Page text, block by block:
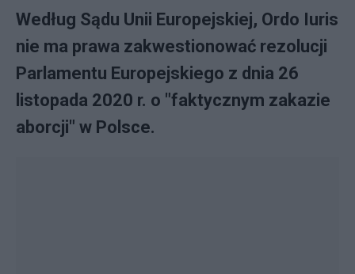
Według Sądu Unii Europejskiej, Ordo Iuris
nie ma prawa zakwestionować rezolucji
Parlamentu Europejskiego z dnia 26
listopada 2020 r. o "faktycznym zakazie
aborcji" w Polsce.